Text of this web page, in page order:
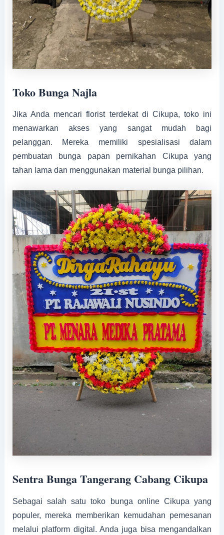
Toko Bunga Najla
Jika Anda mencari florist terdekat di Cikupa, toko ini
menawarkan akses yang sangat mudah bagi
pelanggan. Mereka memiliki spesialisasi dalam
pembuatan bunga papan pernikahan Cikupa yang
tahan lama dan menggunakan material bunga pilihan.
Sentra Bunga Tangerang Cabang Cikupa
Sebagai salah satu toko bunga online Cikupa yang
populer, mereka memberikan kemudahan pemesanan
melalui platform digital. Anda juga bisa mengandalkan